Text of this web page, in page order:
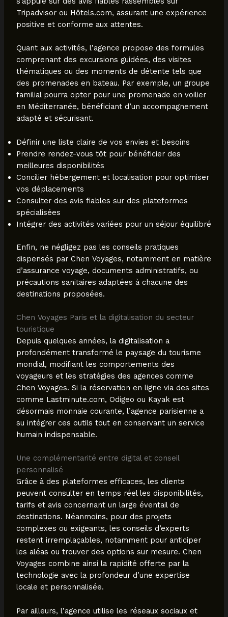
Tripadvisor ou Hôtels.com, assurant une expérience
positive et conforme aux attentes.
Quant aux activités, l’agence propose des formules
comprenant des excursions guidées, des visites
thématiques ou des moments de détente tels que
des promenades en bateau. Par exemple, un groupe
familial pourra opter pour une promenade en voilier
en Méditerranée, bénéficiant d’un accompagnement
adapté et sécurisant.
Définir une liste claire de vos envies et besoins
Prendre rendez-vous tôt pour bénéficier des
meilleures disponibilités
Concilier hébergement et localisation pour optimiser
vos déplacements
Consulter des avis fiables sur des plateformes
spécialisées
Intégrer des activités variées pour un séjour équilibré
Enfin, ne négligez pas les conseils pratiques
dispensés par Chen Voyages, notamment en matière
d’assurance voyage, documents administratifs, ou
précautions sanitaires adaptées à chacune des
destinations proposées.
Chen Voyages Paris et la digitalisation du secteur
touristique
Depuis quelques années, la digitalisation a
profondément transformé le paysage du tourisme
mondial, modifiant les comportements des
voyageurs et les stratégies des agences comme
Chen Voyages. Si la réservation en ligne via des sites
comme Lastminute.com, Odigeo ou Kayak est
désormais monnaie courante, l’agence parisienne a
su intégrer ces outils tout en conservant un service
humain indispensable.
Une complémentarité entre digital et conseil
personnalisé
Grâce à des plateformes efficaces, les clients
peuvent consulter en temps réel les disponibilités,
tarifs et avis concernant un large éventail de
destinations. Néanmoins, pour des projets
complexes ou exigeants, les conseils d’experts
restent irremplaçables, notamment pour anticiper
les aléas ou trouver des options sur mesure. Chen
Voyages combine ainsi la rapidité offerte par la
technologie avec la profondeur d’une expertise
locale et personnalisée.
Par ailleurs, l’agence utilise les réseaux sociaux et